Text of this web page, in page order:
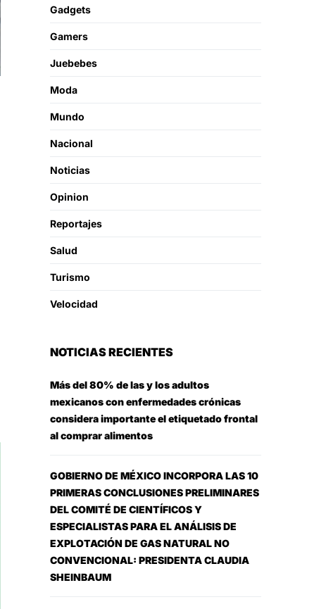
Gadgets
Gamers
Juebebes
Moda
Mundo
Nacional
Noticias
Opinion
Reportajes
Salud
Turismo
Velocidad
NOTICIAS RECIENTES
Más del 80% de las y los adultos
mexicanos con enfermedades crónicas
considera importante el etiquetado frontal
al comprar alimentos
GOBIERNO DE MÉXICO INCORPORA LAS 10
PRIMERAS CONCLUSIONES PRELIMINARES
DEL COMITÉ DE CIENTÍFICOS Y
ESPECIALISTAS PARA EL ANÁLISIS DE
EXPLOTACIÓN DE GAS NATURAL NO
CONVENCIONAL: PRESIDENTA CLAUDIA
SHEINBAUM